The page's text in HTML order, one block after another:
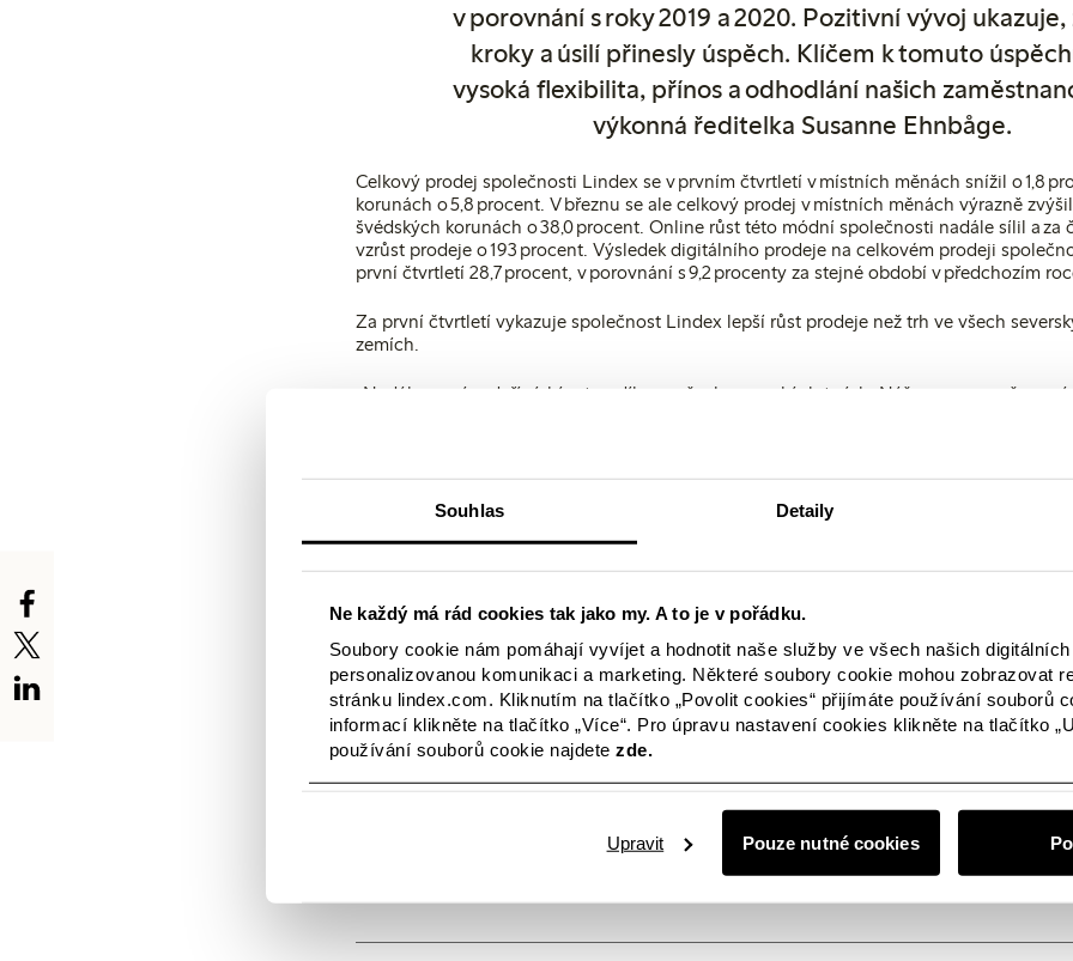
Souhlas Detaily
Ne každý má rád cookies tak jako my. A to je v pořádku.
Soubory cookie nám pomáhají vyvíjet a hodnotit naše služby ve všech našich
personalizovanou komunikaci a marketing. Některé soubory cookie mohou zobrazovat
stránku lindex.com. Kliknutím na tlačítko „Povolit cookies“ přijímáte používání souborů
informací klikněte na tlačítko „Více“. Pro úpravu nastavení cookies klikněte na tlačítko
používání souborů cookie najdete zde.
Pouze nutné cookies
Upravit
v porovnání s roky 2019 a 2020. Pozitivní vývoj ukazuje,
kroky a úsilí přinesly úspěch. Klíčem k tomuto
vysoká flexibilita, přínos a odhodlání našich
výkonná ředitelka Susanne Ehnbåge.
Celkový prodej společnosti Lindex se v prvním čtvrtletí v místních měnách snížil o 1,8
korunách o 5,8 procent. V březnu se ale celkový prodej v místních měnách výrazně
švédských korunách o 38,0 procent. Online růst této módní společnosti nadále sílil a za
vzrůst prodeje o 193 procent. Výsledek digitálního prodeje na celkovém prodeji
první čtvrtletí 28,7 procent, v porovnání s 9,2 procenty za stejné období v předchozím
Za první čtvrtletí vykazuje společnost Lindex lepší růst prodeje než trh ve všech
zemích.
„Nadále se nám daří získávat podíly na všech severských trzích. Náš vysoce
sortiment představoval pro společnost Lindex nejsilnější oblast obchodu díky vzrůstu
čtvrtletí o 13 procent. Za první čtvrtletí se online prodej téměř ztrojnásobil a v
pracujeme na našich strategických investicích, abychom zákazníkům mohli nabídnout
při nákupu,“ říká Susanne Ehnbåge.
značkou spodního prádla Closely, v němž společnost Lindex figuruje jako hlavní
Rozvíjíme naši nabídku a zaměřujeme se na potřeby zákazníků, zatímco nadále
obchodní modely, které budou udržitelnější a inovativnější. „Naše partnerství se
zajímavým příkladem toho, jak využíváme své silné stránky k vytváření nových
V březnu značka Closely uvedla na trh nový sortiment podprsenek, jež předčil
celkový prodej za jediný měsíc ztrojnásobil. Když se dívám dopředu, mám respekt k
nejistoty, ale zároveň jsem přesvědčena o tom, že společnost Lindex díky své flexibilitě,
nasazení všech zaměstnanců zůstane silná a udrží si skvělou pozici i v budoucnu,”
Ehnbåge.
* Provozní výsledek a upravený provozní výsledek společnosti Lindex jsou vykazovány